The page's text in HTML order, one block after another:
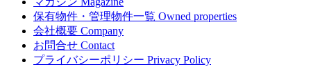
保有物件・管理物件一覧 Owned properties
会社概要 Company
お問合せ Contact
プライバシーポリシー Privacy Policy